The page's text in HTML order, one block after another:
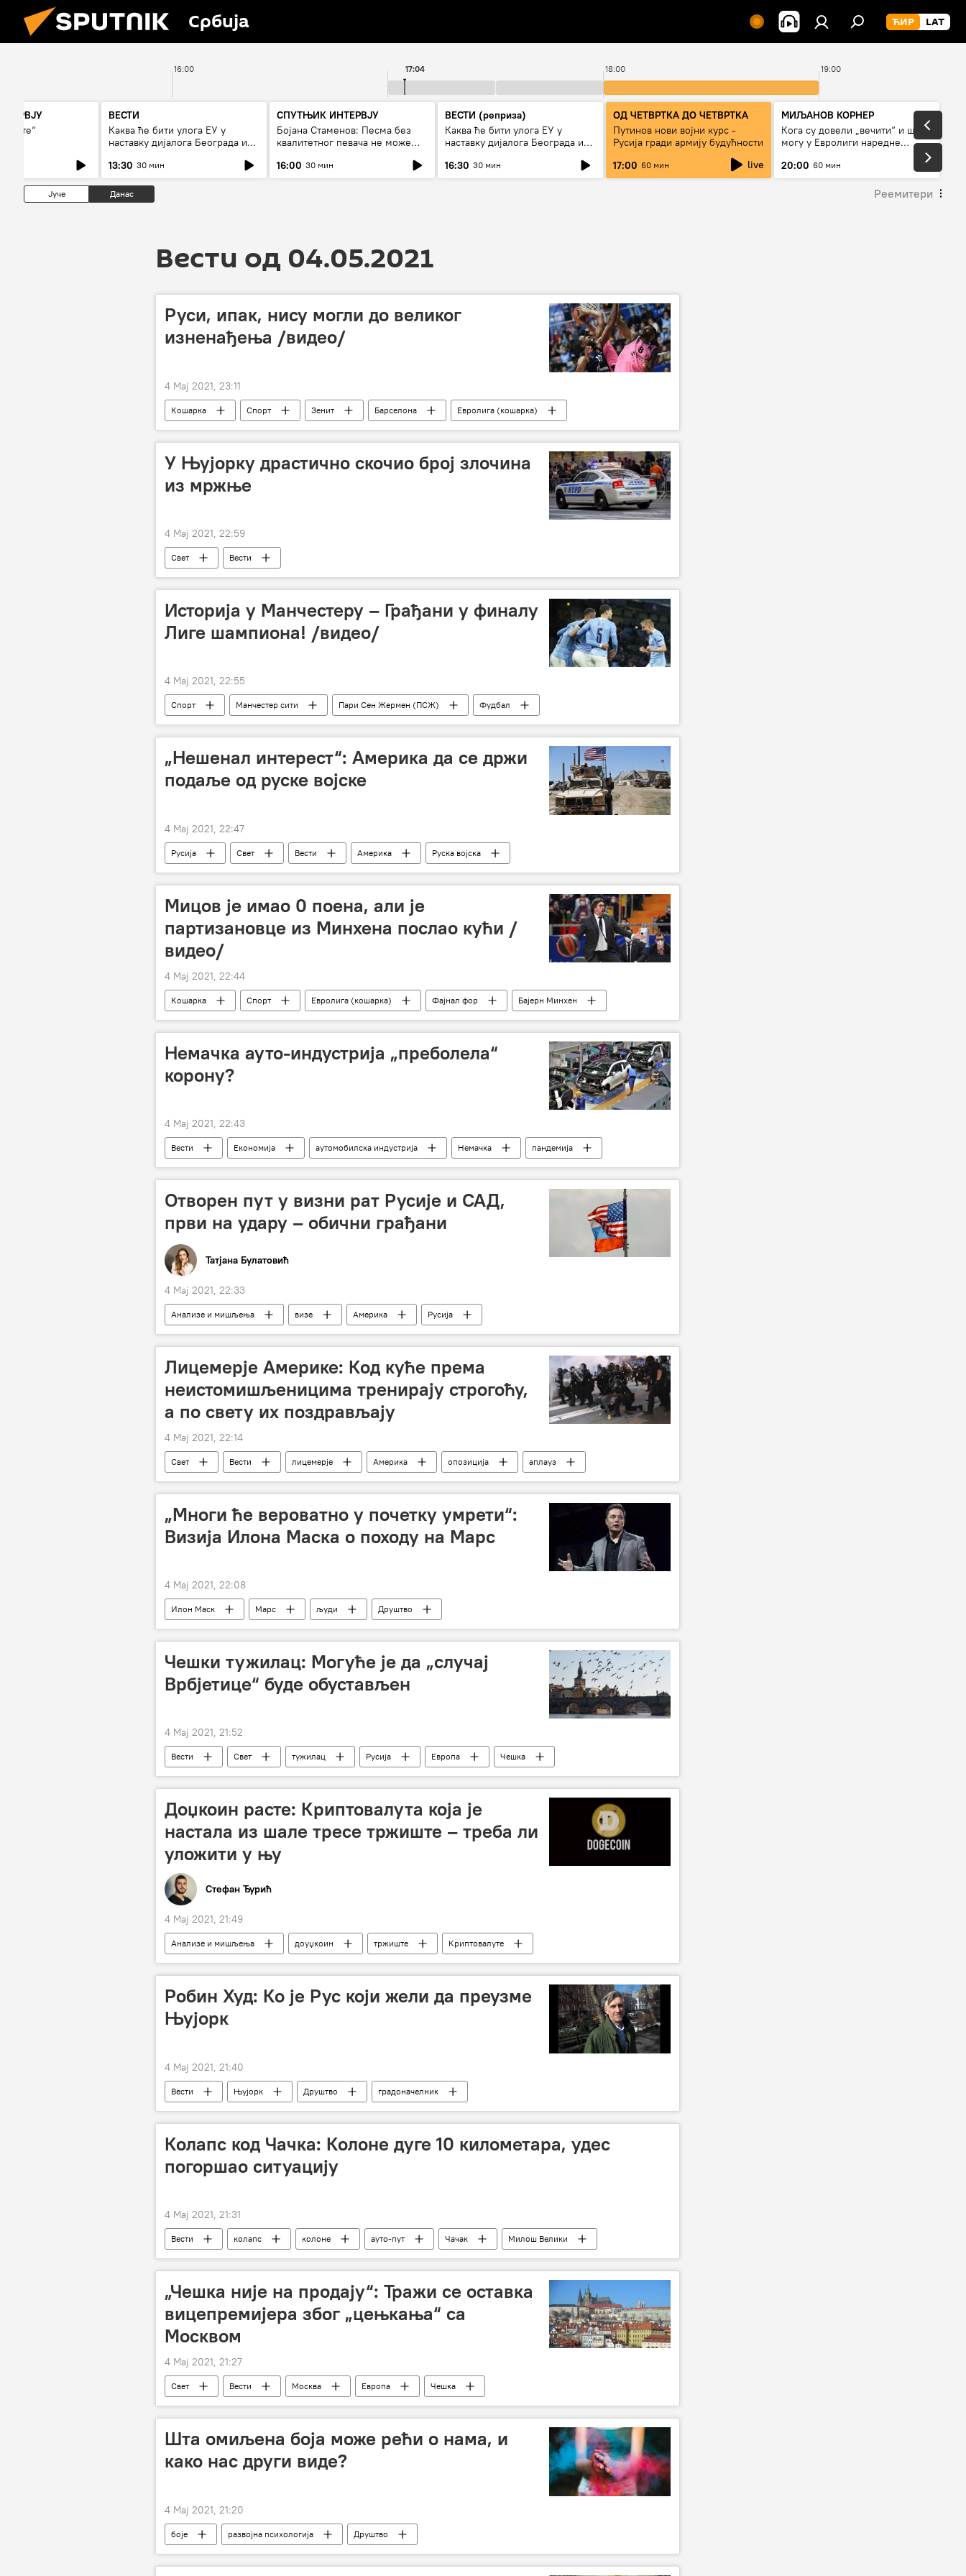
Србија
16:00 18:00 19:00
17:04
ВЕСТИ
Каква ће бити улога ЕУ у
наставку дијалога Београда и
13:30 30 мин
СПУТЊИК ИНТЕРВЈУ
Бојана Стаменов: Песма без
квалитетног певача не може
16:00 30 мин
ВЕСТИ (реприза)
Каква ће бити улога ЕУ у
наставку дијалога Београда и
16:30 30 мин
ОД ЧЕТВРТКА ДО ЧЕТВРТКА
Путинов нови војни курс -
Русија гради армију будућности
17:00 60 мин live
МИЉАНОВ КОРНЕР
Кога су довели „вечити“ и шта
могу у Евролиги наредне
20:00 60 мин
Јуче Данас Реемитери
Вести од 04.05.2021
Руси, ипак, нису могли до великог
изненађења /видео/
4 Мај 2021, 23:11
Кошарка Спорт Зенит Барселона
Евролига (кошарка)
плеј оф
Фајнал фор
У Њујорку драстично скочио број злочина
из мржње
4 Мај 2021, 22:59
Свет Вести
Историја у Манчестеру – Грађани у финалу
Лиге шампиона! /видео/
4 Мај 2021, 22:55
Спорт Манчестер сити Пари Сен Жермен (ПСЖ)
Фудбал
Лига шампиона
„Нешенал интерест“: Америка да се држи
подаље од руске војске
4 Мај 2021, 22:47
Русија Свет Вести Америка Руска војска
Мицов је имао 0 поена, али је
партизановце из Минхена послао кући /
видео/
4 Мај 2021, 22:44
Кошарка Спорт Евролига (кошарка) Фајнал фор
Бајерн Минхен
Владимир Лучић
Андреа Тринкијери Армани плеј оф
Немачка ауто-индустрија „преболела“
корону?
4 Мај 2021, 22:43
Вести Економија аутомобилска индустрија Немачка пандемија
Отворен пут у визни рат Русије и САД,
први на удару – обични грађани
Татјана Булатовић
4 Мај 2021, 22:33
Анализе и мишљења визе Америка Русија
Лицемерје Америке: Код куће према
неистомишљеницима тренирају строгоћу,
а по свету их поздрављају
4 Мај 2021, 22:14
Свет Вести лицемерје Америка опозиција аплауз
„Многи ће вероватно у почетку умрети“:
Визија Илона Маска о походу на Марс
4 Мај 2021, 22:08
Илон Маск Марс људи Друштво
Чешки тужилац: Могуће је да „случај
Врбјетице“ буде обустављен
4 Мај 2021, 21:52
Вести Свет тужилац Русија Европа Чешка
Доџкоин расте: Криптовалута која је
настала из шале тресе тржиште – треба ли
уложити у њу
Стефан Ђурић
4 Мај 2021, 21:49
Анализе и мишљења доуџкоин тржиште Криптовалуте
Робин Худ: Ко је Рус који жели да преузме
Њујорк
4 Мај 2021, 21:40
Вести Њујорк Друштво градоначелник
Колапс код Чачка: Колоне дуге 10 километара, удес
погоршао ситуацију
4 Мај 2021, 21:31
Вести колапс колоне ауто-пут Чачак Милош Велики
„Чешка није на продају“: Тражи се оставка
вицепремијера због „цењкања“ са
Москвом
4 Мај 2021, 21:27
Свет Вести Москва Европа Чешка
Шта омиљена боја може рећи о нама, и
како нас други виде?
4 Мај 2021, 21:20
боје развојна психологија Друштво